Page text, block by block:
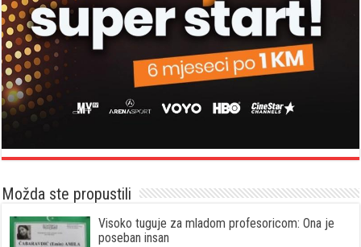
Možda ste propustili
Visoko tuguje za mladom profesoricom: Ona je
poseban insan